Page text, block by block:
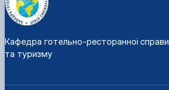
Кафедра готельно-ресторанної справи
та туризму